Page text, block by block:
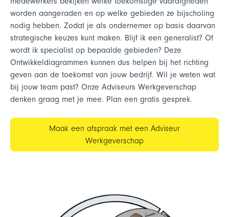
worden aangeraden en op welke gebieden ze bijscholing
nodig hebben. Zodat je als ondernemer op basis daarvan
strategische keuzes kunt maken. Blijf ik een generalist? Of
wordt ik specialist op bepaalde gebieden? Deze
Ontwikkeldiagrammen kunnen dus helpen bij het richting
geven aan de toekomst van jouw bedrijf. Wil je weten wat
bij jouw team past? Onze Adviseurs Werkgeverschap
denken graag met je mee. Plan een gratis gesprek.
Maak een afspraak met een Adviseur
Werkgeverschap